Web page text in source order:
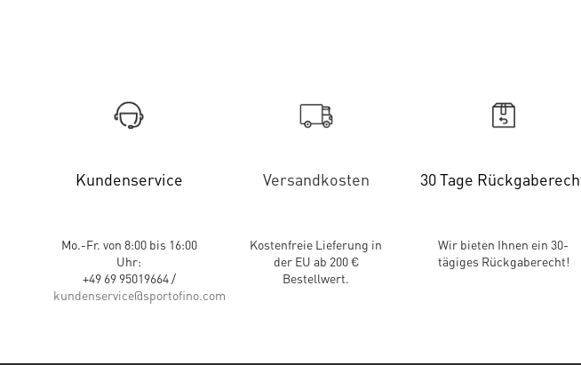
Kundenservice
Mo.-Fr. von 8:00 bis 16:00
Uhr:
+49 69 95019664 /
kundenservice@sportofino.com
Versandkosten
Kostenfreie Lieferung in
der EU ab 200 €
Bestellwert.
30 Tage
Wir bieten Ihnen ein 30-
tägiges Rückgaberecht!